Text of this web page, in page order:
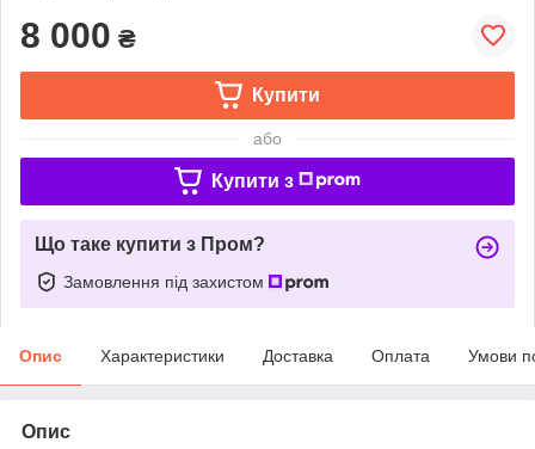
8 000 ₴
Купити
або
Купити з
Що таке купити з Пром?
Замовлення під захистом
Опис Характеристики Доставка Оплата Умови
Опис